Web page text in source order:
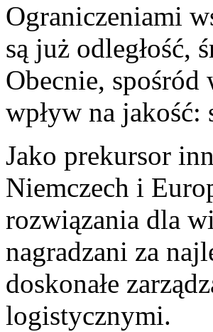
Ograniczeniami
są już odległość,
Obecnie,
wpływ na jakość:
Jako prekursor
Niemczech i
rozwiązania dla
nagradzani za
doskonałe
logistycznymi.